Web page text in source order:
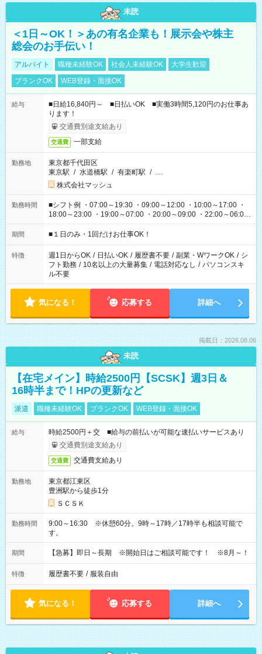
未読
＜1日～OK！＞あの有名企業も！展示会や株主
総会のお手伝い！
アルバイト 職種未経験OK 社会人未経験OK
大学生歓迎
ブランクOK
WEB登録・面接OK
給与
■日給16,840円～ ■日払いOK ■実働3時間5,120円のお仕事あ
ります！
交通費別途支給あり
交通費 一部支給
勤務地
東京都千代田区
東京駅 / 水道橋駅 / 有楽町駅 / …
株式会社マッシュ
勤務時間
■シフト例 ・07:00～19:30 ・09:00～12:00 ・10:00～17:00 ・
18:00～23:00 ・19:00～07:00 ・20:00～09:00 ・22:00～06:00
etc ★最短で3時間で5,120円のお仕事から 15時間で2万円近く稼
げるお仕事も！ ご希望のお時間に合わせてご紹介！ ※シフトは
ください！
期間 ■１日のみ・1回だけお仕事OK！
特徴 週1日からOK / 日払いOK / 履歴書不要 / 副業・WワークOK / シ
フト勤務 / 10名以上の大量募集 / 電話対応なし / パソコンスキ
ル不要
気になる！ 応募する 詳細へ
掲載日：2026.08.06
未読
【在宅メイン】時給2500円【SCSK】週3日＆
16時半まで！HPの更新など
派遣 職種未経験OK ブランクOK WEB登録・面接OK
給与
時給2500円＋交 ■給与の前払いが可能な速払いサービスあり
交通費別途支給あり
交通費 交通費支給あり
勤務地
東京都江東区
豊洲駅から徒歩1分
ＳＣＳＫ
勤務時間
9:00～16:30 ※休憩60分。9時～17時／17時半も相談可能で
す。
期間 【急募】即日～長期 ※開始日はご相談可能です！ ※8月～！
特徴 履歴書不要 / 服装自由
気になる！ 応募する 詳細へ